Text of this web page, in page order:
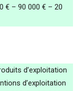
€ – 90 000 € – 20
d’exploitation
d’exploitation